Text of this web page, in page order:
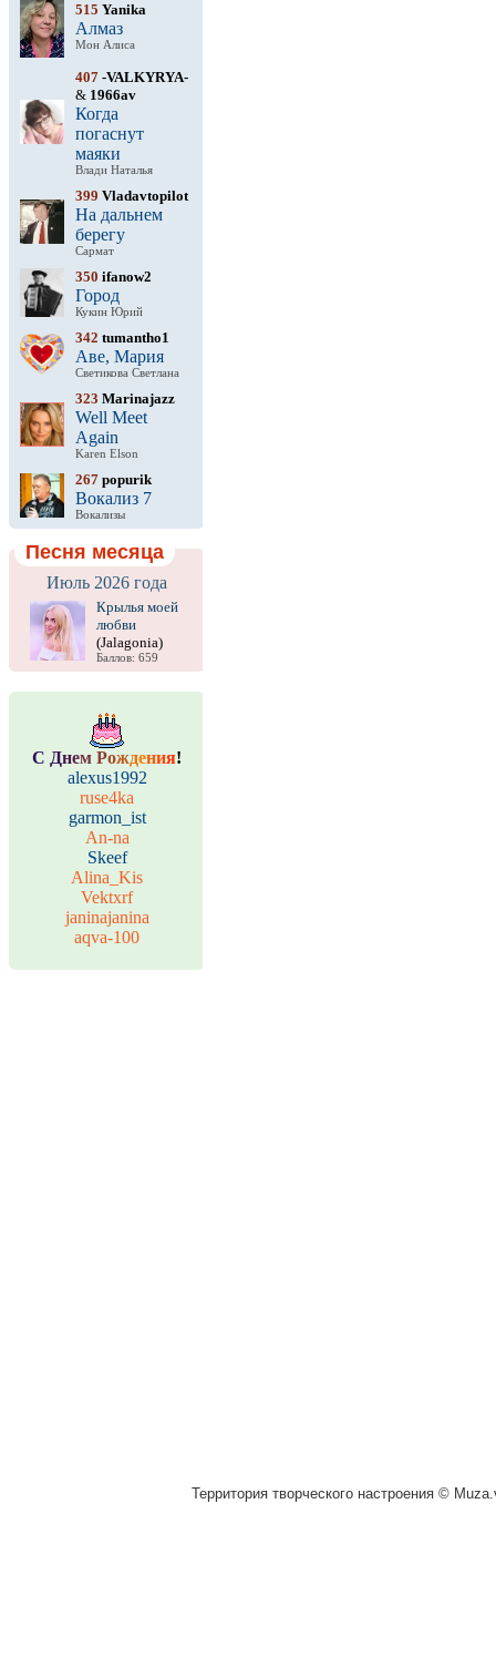
515 Yanika
Алмаз
Мон Алиса
407 -VALKYRYA-
& 1966av
Когда
погаснут
маяки
Влади Наталья
399 Vladavtopilot
На дальнем
берегу
Сармат
350 ifanow2
Город
Кукин Юрий
342 tumantho1
Аве, Мария
Светикова Светлана
323 Marinajazz
Well Meet
Again
Karen Elson
267 popurik
Вокализ 7
Вокализы
Песня месяца
Июль 2026 года
Крылья моей
любви
(Jalagonia)
Баллов: 659
С Днем Рождения!
alexus1992
ruse4ka
garmon_ist
An-na
Skeef
Alina_Kis
Vektxrf
janinajanina
aqva-100
Территория творческого настроения ©